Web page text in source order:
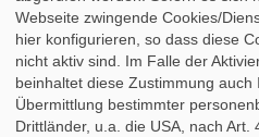
Webseite zwingende Cookies/
hier konfigurieren, so dass diese
nicht aktiv sind. Im Falle der
beinhaltet diese Zustimmung auch
Übermittlung bestimmter
Drittländer, u.a. die USA, nach Art.